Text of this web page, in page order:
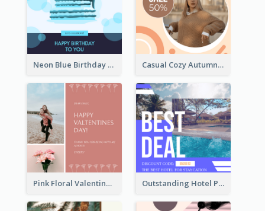
Neon Blue Birthday Cake Illustration Instagram Post Casual Cozy Autumn Trend Instagram Design Ideas
Pink Floral Valentines Day Photo Instagram Post Outstanding Hotel Paradise Promotion Instagram Design